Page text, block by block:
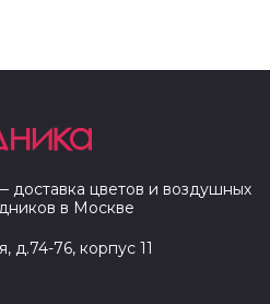
доставка цветов и воздушных
в Москве
д.74-76, корпус 11